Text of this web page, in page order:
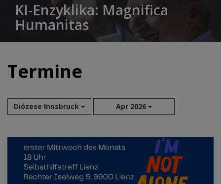
KI-Enzyklika: Magnifica
Humanitas
Termine
Diözese Innsbruck Apr 2026
Aug 2026
Sep 2026
Nov 2026